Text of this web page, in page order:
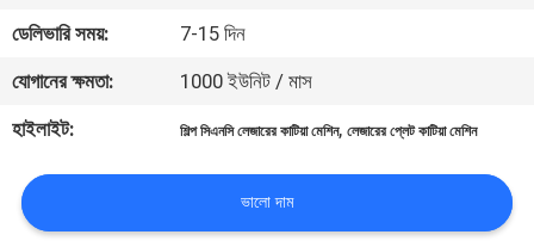
মান
নিয়ন্ত্রণ
যোগাযোগ
করুন
ডেলিভারি সময়:
7-15 দিন
যোগানের ক্ষমতা:
1000 ইউনিট / মাস
হাইলাইট:
শিল্প সিএনসি লেজারের কাটিয়া মেশিন,লেজারের প্লেট কাটিয়া মেশিন
ভালো দাম